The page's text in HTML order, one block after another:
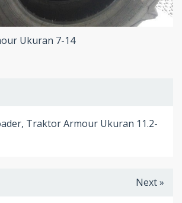
Ukuran 7-14
Traktor Armour Ukuran 11.2-
Next »